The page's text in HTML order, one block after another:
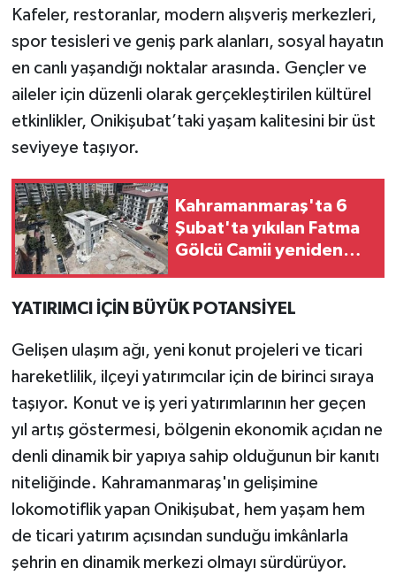
Kafeler, restoranlar, modern alışveriş merkezleri,
spor tesisleri ve geniş park alanları, sosyal hayatın
en canlı yaşandığı noktalar arasında. Gençler ve
aileler için düzenli olarak gerçekleştirilen kültürel
etkinlikler, Onikişubat’taki yaşam kalitesini bir üst
seviyeye taşıyor.
Kahramanmaraş'ta 6
Şubat'ta yıkılan Fatma
Gölcü Camii yeniden
YATIRIMCI İÇİN BÜYÜK POTANSİYEL
Gelişen ulaşım ağı, yeni konut projeleri ve ticari
hareketlilik, ilçeyi yatırımcılar için de birinci sıraya
taşıyor. Konut ve iş yeri yatırımlarının her geçen
yıl artış göstermesi, bölgenin ekonomik açıdan ne
denli dinamik bir yapıya sahip olduğunun bir kanıtı
niteliğinde. Kahramanmaraş'ın gelişimine
lokomotiflik yapan Onikişubat, hem yaşam hem
de ticari yatırım açısından sunduğu imkânlarla
şehrin en dinamik merkezi olmayı sürdürüyor.